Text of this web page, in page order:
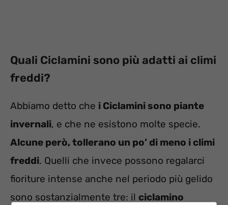
Quali Ciclamini sono più adatti ai climi
freddi?
Abbiamo detto che i Ciclamini sono piante
invernali, e che ne esistono molte specie.
Alcune però, tollerano un po’ di meno i climi
freddi. Quelli che invece possono regalarci
fioriture intense anche nel periodo più gelido
sono sostanzialmente tre: il ciclamino